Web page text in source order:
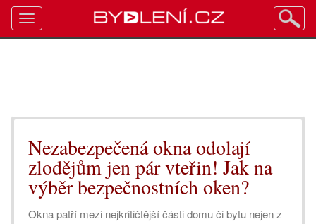
Nezabezpečená okna odolají
zlodějům jen pár vteřin! Jak na
výběr bezpečnostních oken?
Okna patří mezi nejkritičtější části domu či bytu nejen z
Toggle
navigation